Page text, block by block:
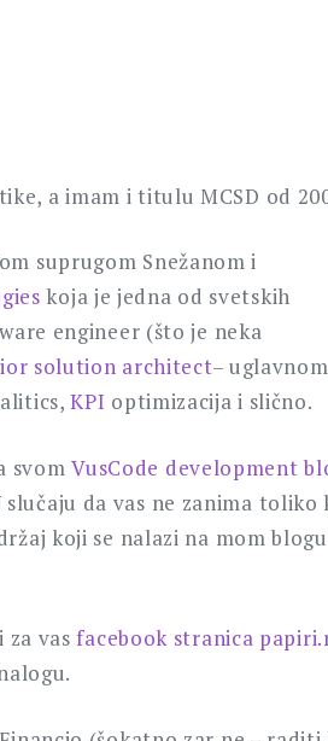
a imam i titulu MCSD od
suprugom Snežanom i
koja je jedna od svetskih
engineer (što je neka
solution architect–
KPI optimizacija i slično.
svomVusCode development
slučaju da vas ne zanima
koji se nalazi na mom
za vas facebook stranica